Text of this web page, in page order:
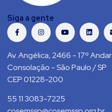
Siga a gente
Av. Angélica, 2466 - 17º Andar
Consolação - São Paulo / SP
CEP 01228-200
55 11 3083-7225